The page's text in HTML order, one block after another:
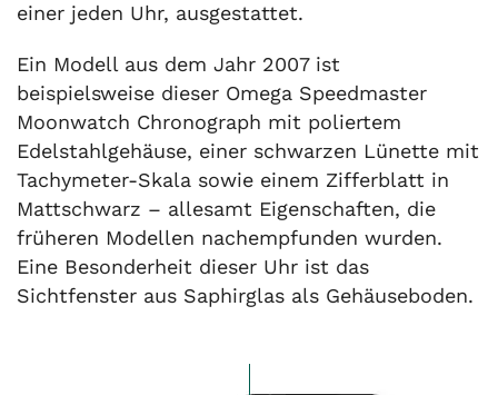
einer jeden Uhr, ausgestattet.
Ein Modell aus dem Jahr 2007 ist
beispielsweise dieser Omega Speedmaster
Moonwatch Chronograph mit poliertem
Edelstahlgehäuse, einer schwarzen Lünette mit
Tachymeter-Skala sowie einem Zifferblatt in
Mattschwarz – allesamt Eigenschaften, die
früheren Modellen nachempfunden wurden.
Eine Besonderheit dieser Uhr ist das
Sichtfenster aus Saphirglas als Gehäuseboden.